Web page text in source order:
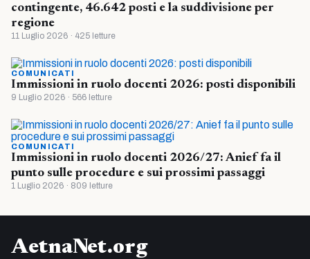
contingente, 46.642 posti e la suddivisione per
regione
11 Luglio 2026 · 425 letture
COMUNICATI
Immissioni in ruolo docenti 2026: posti disponibili
9 Luglio 2026 · 566 letture
COMUNICATI
Immissioni in ruolo docenti 2026/27: Anief fa il
punto sulle procedure e sui prossimi passaggi
1 Luglio 2026 · 809 letture
AetnaNet.org